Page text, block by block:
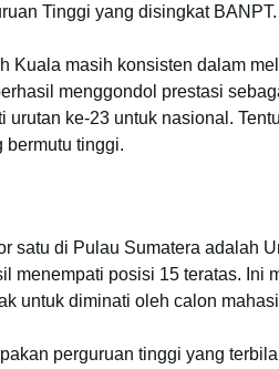
Tinggi yang disingkat BANPT.
Kuala masih konsisten dalam
menggondol prestasi
urutan ke-23 untuk nasional.
bermutu tinggi.
satu di Pulau Sumatera adalah
menempati posisi 15 teratas. Ini
untuk diminati oleh calon
perguruan tinggi yang